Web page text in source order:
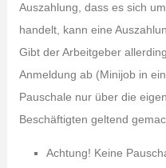
Auszahlung, dass es sich
handelt, kann eine
Gibt der Arbeitgeber
Anmeldung ab (Minijob in
Pauschale nur über die
Beschäftigten geltend
Achtung! Keine